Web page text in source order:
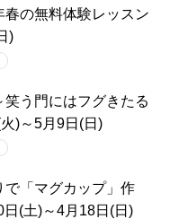
春の無料体験レッスン
)
笑う門にはフグきたる
)～5月9日(日)
で「マグカップ」作
(土)～4月18日(日)